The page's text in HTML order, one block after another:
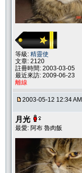
等級: 精靈使
文章: 2120
註冊時間: 2003-03-05
最近來訪: 2009-06-23
離線
2003-05-12 12:34 AM
月光
最愛: 阿布 魯肉飯